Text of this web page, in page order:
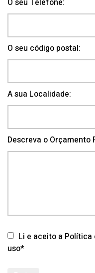
O seu Telefone:
O seu código postal:
A sua Localidade:
Descreva o Orçamento
Li e aceito a Política
uso*